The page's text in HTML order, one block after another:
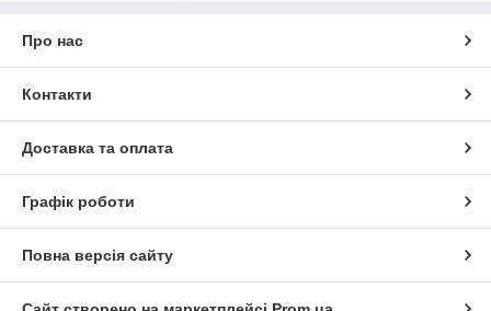
Про нас
Контакти
Доставка та оплата
Графік роботи
Повна версія сайту